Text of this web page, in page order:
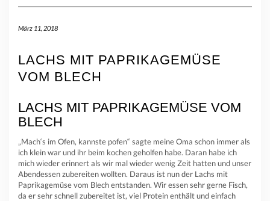
März 11, 2018
LACHS MIT PAPRIKAGEMÜSE
VOM BLECH
LACHS MIT PAPRIKAGEMÜSE VOM
BLECH
„Mach‘s im Ofen, kannste pofen“ sagte meine Oma schon immer als
ich klein war und ihr beim kochen geholfen habe. Daran habe ich
mich wieder erinnert als wir mal wieder wenig Zeit hatten und unser
Abendessen zubereiten wollten. Daraus ist nun der Lachs mit
Paprikagemüse vom Blech entstanden. Wir essen sehr gerne Fisch,
da er sehr schnell zubereitet ist, viel Protein enthält und einfach